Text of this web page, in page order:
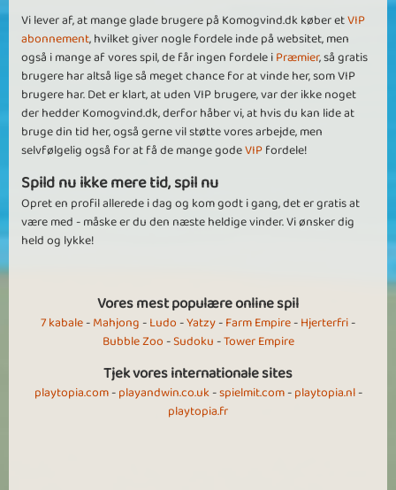
Vi lever af, at mange glade brugere på Komogvind.dk køber etVIP
abonnement, hvilket giver nogle fordele inde på websitet, men
også i mange af vores spil, de får ingen fordele iPræmier, så gratis
brugere har altså lige så meget chance for at vinde her, som VIP
brugere har. Det er klart, at uden VIP brugere, var der ikke noget
der hedder Komogvind.dk, derfor håber vi, at hvis du kan lide at
bruge din tid her, også gerne vil støtte vores arbejde, men
selvfølgelig også for at få de mange godeVIPfordele!
Spild nu ikke mere tid, spil nu
Opret en profil allerede i dag og kom godt i gang, det er gratis at
være med - måske er du den næste heldige vinder. Vi ønsker dig
held og lykke!
Vores mest populære online spil
7 kabale-Mahjong-Ludo-Yatzy-Farm Empire-Hjerterfri-
Bubble Zoo-Sudoku-Tower Empire
Tjek vores internationale sites
playtopia.com-playandwin.co.uk-spielmit.com-playtopia.nl-
playtopia.fr